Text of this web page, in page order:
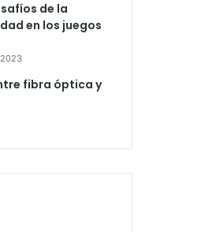
de la
en los juegos
fibra óptica y